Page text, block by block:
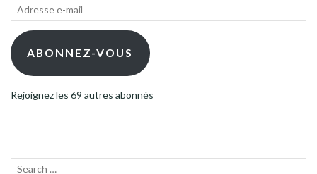
Adresse
mail ABONNEZ-VOUS
Rejoignez les 69 autres abonnés
Recherche